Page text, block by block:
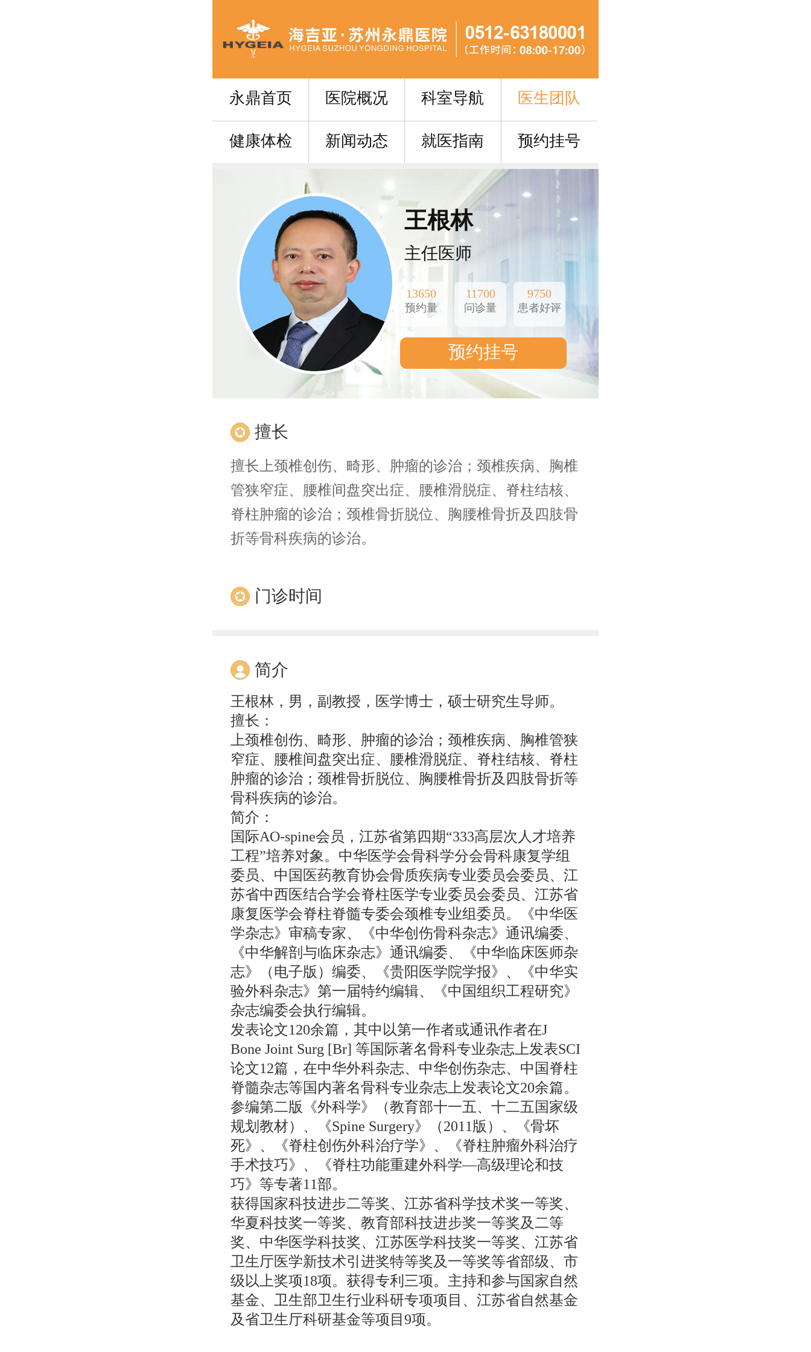
永鼎首页 医院概况 科室导航 医生团队
健康体检 新闻动态 就医指南 预约挂号
王根林
主任医师
13650
预约量
11700
问诊量
9750
患者好评
预约挂号
擅长
擅长上颈椎创伤、畸形、肿瘤的诊治；颈椎疾病、胸椎
管狭窄症、腰椎间盘突出症、腰椎滑脱症、脊柱结核、
脊柱肿瘤的诊治；颈椎骨折脱位、胸腰椎骨折及四肢骨
折等骨科疾病的诊治。
门诊时间
简介
王根林，男，副教授，医学博士，硕士研究生导师。
擅长：
上颈椎创伤、畸形、肿瘤的诊治；颈椎疾病、胸椎管狭
窄症、腰椎间盘突出症、腰椎滑脱症、脊柱结核、脊柱
肿瘤的诊治；颈椎骨折脱位、胸腰椎骨折及四肢骨折等
骨科疾病的诊治。
简介：
国际AO-spine会员，江苏省第四期“333高层次人才培养
工程”培养对象。中华医学会骨科学分会骨科康复学组
委员、中国医药教育协会骨质疾病专业委员会委员、江
苏省中西医结合学会脊柱医学专业委员会委员、江苏省
康复医学会脊柱脊髓专委会颈椎专业组委员。《中华医
学杂志》审稿专家、《中华创伤骨科杂志》通讯编委、
《中华解剖与临床杂志》通讯编委、《中华临床医师杂
志》（电子版）编委、《贵阳医学院学报》、《中华实
验外科杂志》第一届特约编辑、《中国组织工程研究》
杂志编委会执行编辑。
发表论文120余篇，其中以第一作者或通讯作者在J
Bone Joint Surg [Br] 等国际著名骨科专业杂志上发表SCI
论文12篇，在中华外科杂志、中华创伤杂志、中国脊柱
脊髓杂志等国内著名骨科专业杂志上发表论文20余篇。
参编第二版《外科学》（教育部十一五、十二五国家级
规划教材）、《Spine Surgery》（2011版）、《骨坏
死》、《脊柱创伤外科治疗学》、《脊柱肿瘤外科治疗
手术技巧》、《脊柱功能重建外科学—高级理论和技
巧》等专著11部。
获得国家科技进步二等奖、江苏省科学技术奖一等奖、
华夏科技奖一等奖、教育部科技进步奖一等奖及二等
奖、中华医学科技奖、江苏医学科技奖一等奖、江苏省
卫生厅医学新技术引进奖特等奖及一等奖等省部级、市
级以上奖项18项。获得专利三项。主持和参与国家自然
基金、卫生部卫生行业科研专项项目、江苏省自然基金
及省卫生厅科研基金等项目9项。